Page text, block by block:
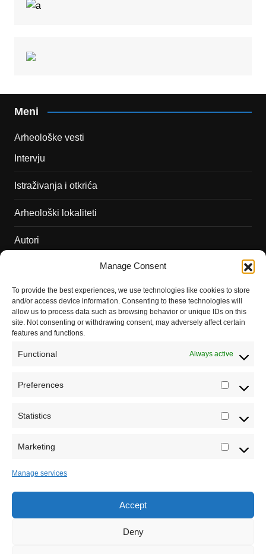
Manage Consent
To provide the best experiences, we use technologies like cookies to store
and/or access device information. Consenting to these technologies will
allow us to process data such as browsing behavior or unique IDs on this
site. Not consenting or withdrawing consent, may adversely affect certain
features and functions.
Functional Always active
Preferences
Statistics
Marketing
Manage services
Accept
Deny
Meni
Arheološke vesti
Intervju
Istraživanja i otkrića
Arheološki lokaliteti
Autori
Dešavanja
Kontakt
Misija sajta Sve o arheologiji
Sva prava zadržava Sve o arheologiji 2019-2026